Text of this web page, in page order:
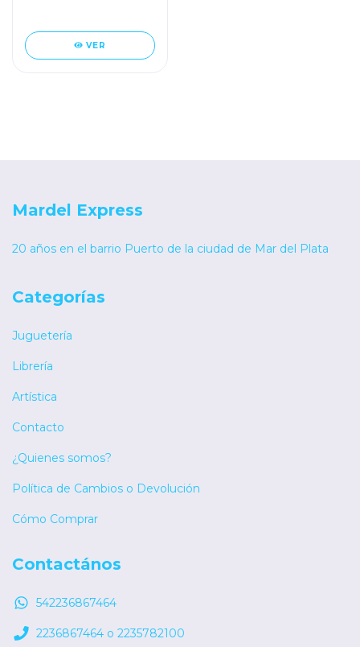
VER
Mardel Express
20 años en el barrio Puerto de la ciudad de Mar del Plata
Categorías
Juguetería
Librería
Artística
Contacto
¿Quienes somos?
Política de Cambios o Devolución
Cómo Comprar
Contactános
542236867464
2236867464 o 2235782100